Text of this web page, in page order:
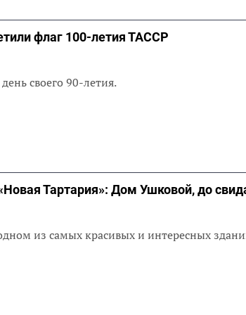
флаг 100-летия ТАССР
своего 90-летия.
Тартария»: Дом Ушковой, до
из самых красивых и интересных